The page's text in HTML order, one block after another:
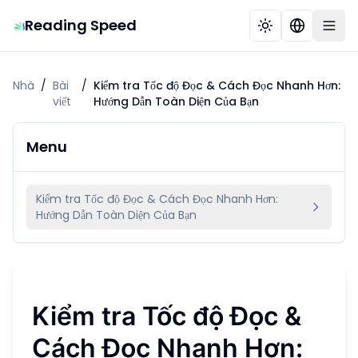
Reading Speed
Nhà / Bài
viết
/ Kiểm tra Tốc độ Đọc & Cách Đọc Nhanh Hơn:
Hướng Dẫn Toàn Diện Của Bạn
Menu
Kiểm tra Tốc độ Đọc & Cách Đọc Nhanh Hơn:
Hướng Dẫn Toàn Diện Của Bạn
Kiểm tra Tốc độ Đọc &
Cách Đọc Nhanh Hơn: